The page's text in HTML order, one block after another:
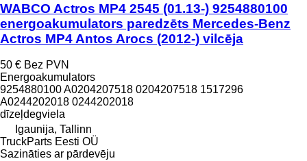
WABCO Actros MP4 2545 (01.13-) 9254880100
energoakumulators paredzēts Mercedes-Benz
Actros MP4 Antos Arocs (2012-) vilcēja
50 € Bez PVN
Energoakumulators
9254880100 A0204207518 0204207518 1517296
A0244202018 0244202018
dīzeļdegviela
Igaunija, Tallinn
TruckParts Eesti OÜ
Sazināties ar pārdevēju